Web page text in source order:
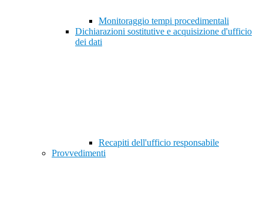
Monitoraggio tempi procedimentali
Dichiarazioni sostitutive e acquisizione d'ufficio
dei dati
Recapiti dell'ufficio responsabile
Provvedimenti